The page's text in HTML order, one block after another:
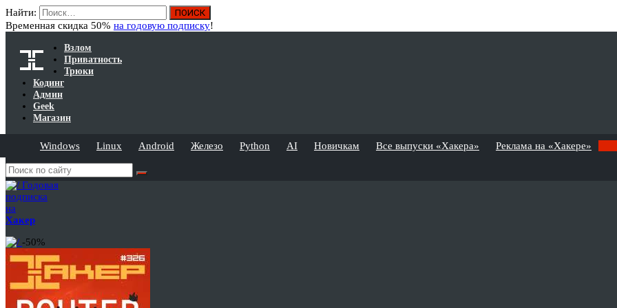
Найти:
Временная скидка 50% на годовую подписку!
Взлом
Приватность
Трюки
Кодинг
Админ
Geek
Магазин
Windows Linux Android Железо Python AI Новичкам Все выпуски «Хакера» Реклама на «Хакере»
Годовая
подписка
на
Хакер
-50%